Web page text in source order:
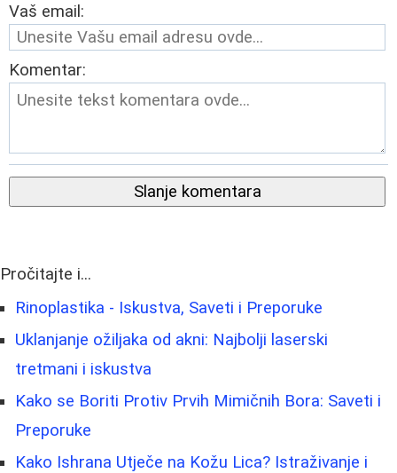
Vaš email:
Komentar:
Slanje komentara
Pročitajte i...
Rinoplastika - Iskustva, Saveti i Preporuke
Uklanjanje ožiljaka od akni: Najbolji laserski
tretmani i iskustva
Kako se Boriti Protiv Prvih Mimičnih Bora: Saveti i
Preporuke
Kako Ishrana Utječe na Kožu Lica? Istraživanje i